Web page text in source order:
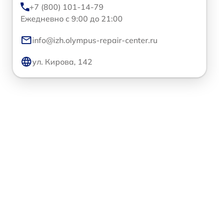
+7 (800) 101-14-79
Ежедневно с 9:00 до 21:00
info@izh.olympus-repair-center.ru
ул. Кирова, 142